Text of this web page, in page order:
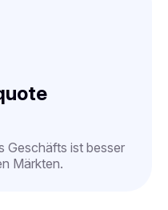
Geschäfts ist besser
Märkten.